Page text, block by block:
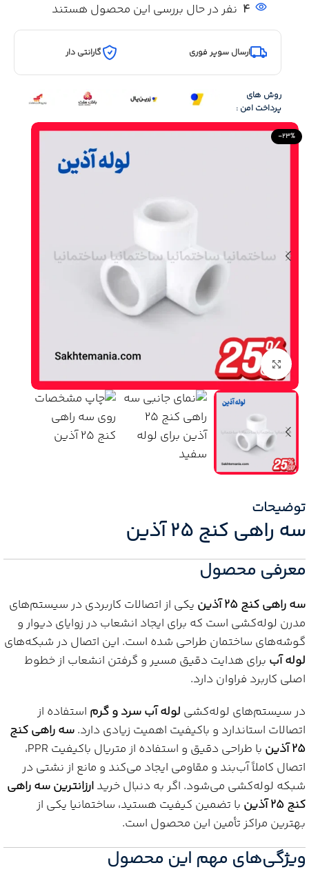
-23%
Click to enlarge
4 نفر در حال بررسی این محصول هستند
ارسال سوپر فوری گارانتی دار
روش های
پرداخت امن :
توضیحات
سه راهی کنج 25 آذین
معرفی محصول
سه راهی کنج 25 آذین
یکی از اتصالات کاربردی در سیستم‌های
مدرن لوله‌کشی است که برای ایجاد انشعاب در زوایای دیوار و
گوشه‌های ساختمان طراحی شده است. این اتصال در شبکه‌های
لوله آب برای هدایت دقیق مسیر و گرفتن انشعاب از خطوط
اصلی کاربرد فراوان دارد.
در سیستم‌های لوله‌کشی لوله آب سرد و گرم استفاده از
اتصالات استاندارد و باکیفیت اهمیت زیادی دارد.سه راهی کنج
25 آذین
با طراحی دقیق و استفاده از متریال باکیفیت PPR،
اتصال کاملاً آب‌بند و مقاومی ایجاد می‌کند و مانع از نشتی در
شبکه لوله‌کشی می‌شود. اگر به دنبال خریدارزانترین سه راهی
کنج 25 آذین
با تضمین کیفیت هستید، ساختمانیا یکی از
بهترین مراکز تأمین این محصول است.
ویژگی‌های مهم این محصول